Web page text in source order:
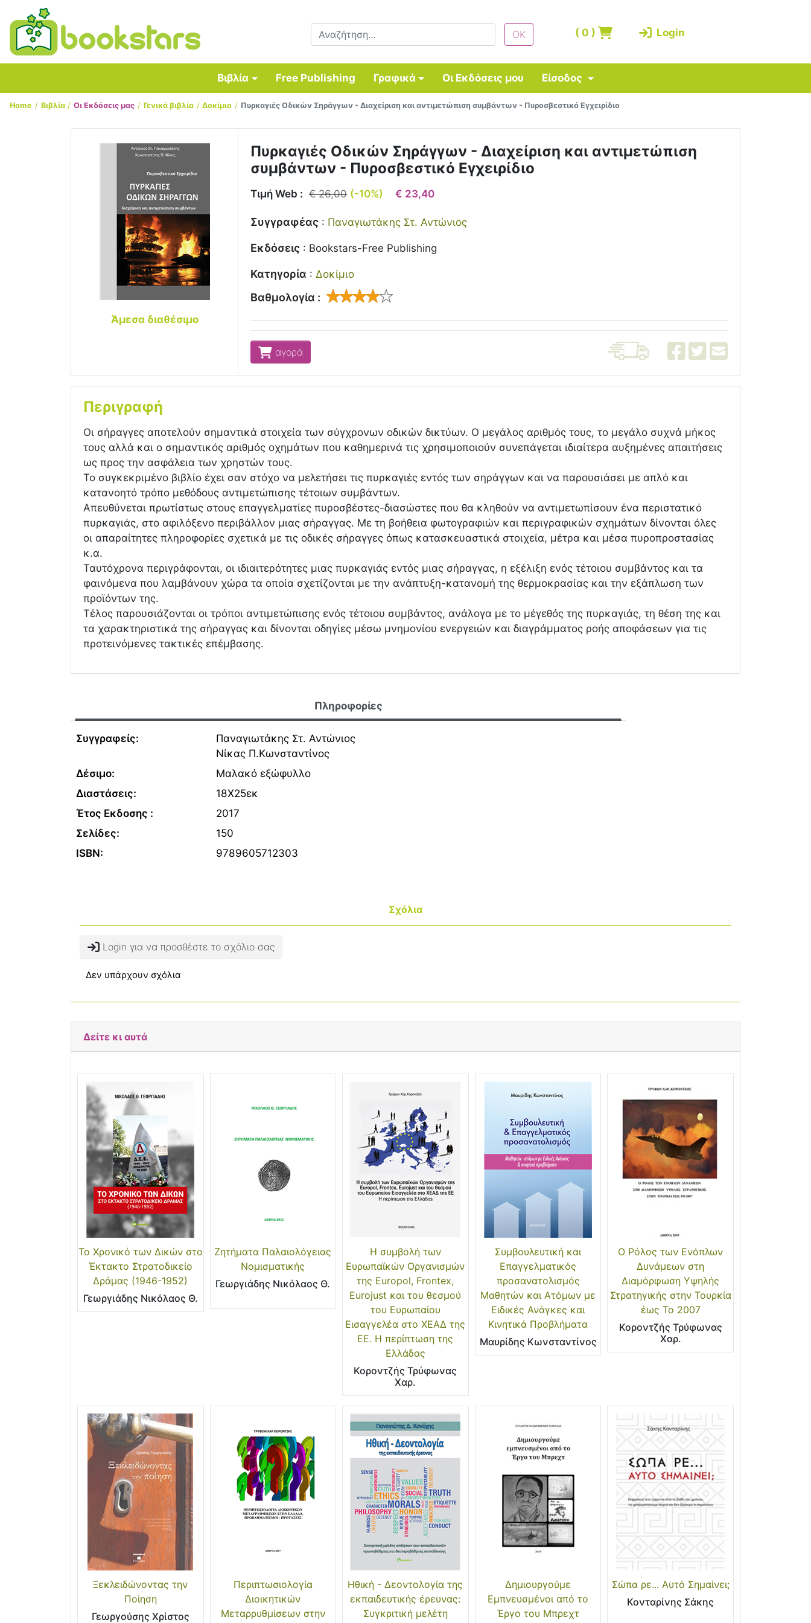
(0 ) Login
Βιβλία Free Publishing Γραφικά Οι Εκδόσεις μου Είσοδος
Home Βιβλία Οι Εκδόσεις μας Γενικά βιβλία Δοκίμιο Πυρκαγιές Οδικών Σηράγγων - Διαχείριση και αντιμετώπιση συμβάντων - Πυροσβεστικό Εγχειρίδιο
Άμεσα διαθέσιμο
Πυρκαγιές Οδικών Σηράγγων - Διαχείριση και αντιμετώπιση
συμβάντων - Πυροσβεστικό Εγχειρίδιο
Τιμή Web : € 26,00 (-10%) € 23,40
Συγγραφέας : Παναγιωτάκης Στ. Αντώνιος
Εκδόσεις : Bookstars-Free Publishing
Κατηγορία : Δοκίμιο
Βαθμολογία :
αγορά
Περιγραφή
Οι σήραγγες αποτελούν σημαντικά στοιχεία των σύγχρονων οδικών δικτύων. Ο μεγάλος αριθμός τους, το μεγάλο συχνά μήκος
τους αλλά και ο σημαντικός αριθμός οχημάτων που καθημερινά τις χρησιμοποιούν συνεπάγεται ιδιαίτερα αυξημένες απαιτήσεις
ως προς την ασφάλεια των χρηστών τους.
Το συγκεκριμένο βιβλίο έχει σαν στόχο να μελετήσει τις πυρκαγιές εντός των σηράγγων και να παρουσιάσει με απλό και
κατανοητό τρόπο μεθόδους αντιμετώπισης τέτοιων συμβάντων.
Απευθύνεται πρωτίστως στους επαγγελματίες πυροσβέστες-διασώστες που θα κληθούν να αντιμετωπίσουν ένα περιστατικό
πυρκαγιάς, στο αφιλόξενο περιβάλλον μιας σήραγγας. Με τη βοήθεια φωτογραφιών και περιγραφικών σχημάτων δίνονται όλες
οι απαραίτητες πληροφορίες σχετικά με τις οδικές σήραγγες όπως κατασκευαστικά στοιχεία, μέτρα και μέσα πυροπροστασίας
κ.α.
Ταυτόχρονα περιγράφονται, οι ιδιαιτερότητες μιας πυρκαγιάς εντός μιας σήραγγας, η εξέλιξη ενός τέτοιου συμβάντος και τα
φαινόμενα που λαμβάνουν χώρα τα οποία σχετίζονται με την ανάπτυξη-κατανομή της θερμοκρασίας και την εξάπλωση των
προϊόντων της.
Τέλος παρουσιάζονται οι τρόποι αντιμετώπισης ενός τέτοιου συμβάντος, ανάλογα με το μέγεθός της πυρκαγιάς, τη θέση της και
τα χαρακτηριστικά της σήραγγας και δίνονται οδηγίες μέσω μνημονίου ενεργειών και διαγράμματος ροής αποφάσεων για τις
προτεινόμενες τακτικές επέμβασης.
Πληροφορίες
Συγγραφείς:
Παναγιωτάκης Στ. Αντώνιος
Νίκας Π.Κωνσταντίνος
Δέσιμο:
Μαλακό εξώφυλλο
Διαστάσεις:
18Χ25εκ
Έτος Εκδοσης :
2017
Σελίδες:
150
ISBN:
9789605712303
Σχόλια
Login για να προσθέστε το σχόλιο σας
Δεν υπάρχουν σχόλια
Δείτε κι αυτά
Το Χρονικό των Δικών στο
Έκτακτο Στρατοδικείο
Δράμας (1946-1952)
Γεωργιάδης Νικόλαος Θ.
Ζητήματα Παλαιολόγειας
Νομισματικής
Γεωργιάδης Νικόλαος Θ.
Η συμβολή των
Ευρωπαϊκών Οργανισμών
της Europol, Frontex,
Eurojust και του θεσμού
του Ευρωπαίου
Εισαγγελέα στο ΧΕΑΔ της
ΕΕ. Η περίπτωση της
Ελλάδας
Κοροντζής Τρύφωνας
Χαρ.
Συμβουλευτική και
Επαγγελματικός
προσανατολισμός
Μαθητών και Ατόμων με
Ειδικές Ανάγκες και
Κινητικά Προβλήματα
Μαυρίδης Κωνσταντίνος
Ο Ρόλος των Ενόπλων
Δυνάμεων στη
Διαμόρφωση Υψηλής
Στρατηγικής στην Τουρκία
έως Το 2007
Κοροντζής Τρύφωνας
Χαρ.
Ξεκλειδώνοντας την
Ποίηση
Γεωργούσης Χρίστος
Περιπτωσιολογία
Διοικητικών
Μεταρρυθμίσεων στην
Ηθική - Δεοντολογία της
εκπαιδευτικής έρευνας:
Συγκριτική μελέτη
Δημιουργούμε
Εμπνευσμένοι από το
Έργο του Μπρεχτ
Σώπα ρε... Αυτό Σημαίνει;
Κονταρίνης Σάκης